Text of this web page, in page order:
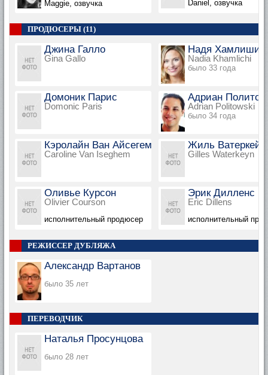
Maggie, озвучка Daniel, озвучка
ПРОДЮСЕРЫ (11)
Джина Галло
Gina Gallo
Надя Хамлиши
Nadia Khamlichi
было 33 года
Домоник Парис
Domonic Paris
Адриан
Adrian Politowski
было 34 года
Кэролайн Ван Айсегем
Caroline Van Iseghem
Жиль Ватеркейн
Gilles Waterkeyn
Оливье Курсон
Olivier Courson
исполнительный продюсер
Эрик Дилленс
Eric Dillens
исполнительный
РЕЖИССЕР ДУБЛЯЖА
Александр Вартанов
было 35 лет
ПЕРЕВОДЧИК
Наталья Просунцова
было 28 лет